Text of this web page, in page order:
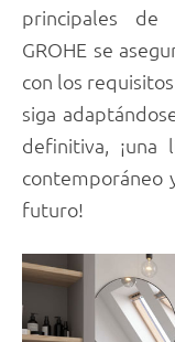
principales de
GROHE se
con los
siga
definitiva, ¡una
contemporáneo
futuro!